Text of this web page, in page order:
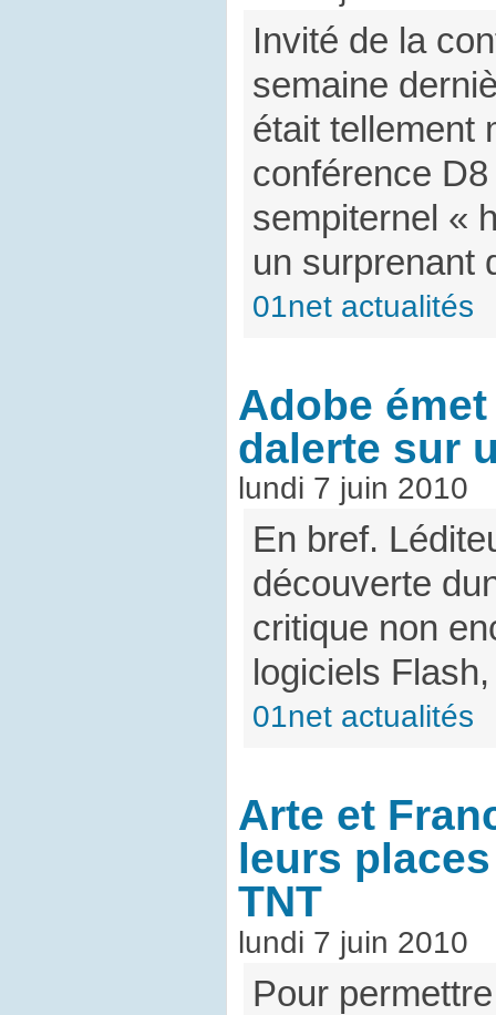
Invité de la
semaine
était tellement
conférence
sempiternel «
un surprenant
01net actualités
Adobe
dalerte sur
lundi 7 juin 2010
En bref.
découverte
critique non
logiciels
01net actualités
Arte et
leurs
TNT
lundi 7 juin 2010
Pour